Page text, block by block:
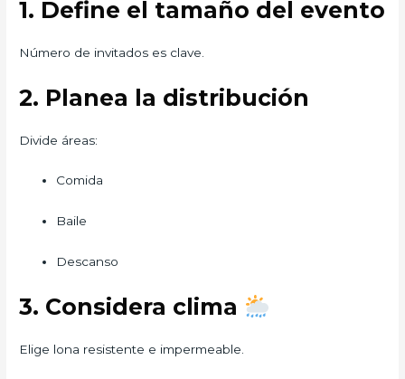
1. Define el tamaño del evento
Número de invitados es clave.
2. Planea la distribución
Divide áreas:
Comida
Baile
Descanso
3. Considera clima
Elige lona resistente e impermeable.